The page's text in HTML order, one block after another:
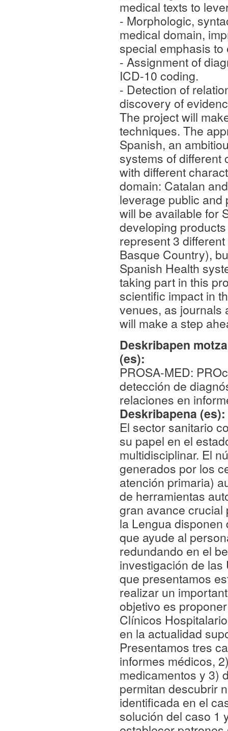
medical texts to
- Morphologic,
medical domain,
special emphasis
- Assignment of
ICD-10 coding.
- Detection of
discovery of
The project will
techniques. The
Spanish, an
systems of different
with different
domain: Catalan
leverage public and
will be available for
developing
represent 3
Basque Country),
Spanish Health
taking part in this
scientific impact in
venues, as journals
will make a step
Deskribapen
(es):
PROSA-MED:
detección de
relaciones en
Deskribapena (es):
El sector sanitario
su papel en el
multidisciplinar. El
generados por los
atención primaria)
de herramientas
gran avance crucial
la Lengua
que ayude al
redundando en el
investigación de
que presentamos
realizar un
objetivo es
Clínicos
en la actualidad
Presentamos tres
informes médicos,
medicamentos y 3)
permitan descubrir
identificada en el
solución del caso 1